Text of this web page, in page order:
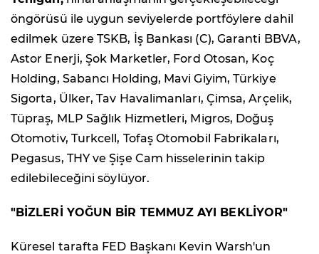
öngörüsü ile uygun seviyelerde portföylere dahil
edilmek üzere TSKB, İş Bankası (C), Garanti BBVA,
Astor Enerji, Şok Marketler, Ford Otosan, Koç
Holding, Sabancı Holding, Mavi Giyim, Türkiye
Sigorta, Ülker, Tav Havalimanları, Çimsa, Arçelik,
Tüpraş, MLP Sağlık Hizmetleri, Migros, Doğuş
Otomotiv, Turkcell, Tofaş Otomobil Fabrikaları,
Pegasus, THY ve Şişe Cam hisselerinin takip
edilebileceğini söylüyor.
"BİZLERİ YOĞUN BİR TEMMUZ AYI BEKLİYOR"
Küresel tarafta FED Başkanı Kevin Warsh'un